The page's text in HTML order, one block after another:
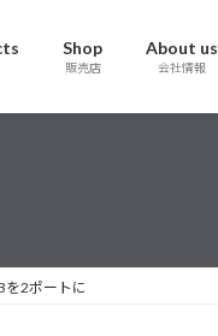
Shop
販売店
About us
会社情報
2ポートに